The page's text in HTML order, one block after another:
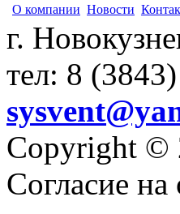
О компании Новости
г.
тел: 8
Copyright ©
Согласие